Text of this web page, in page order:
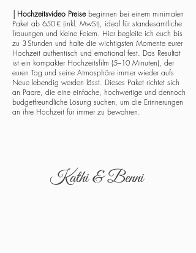
Hochzeitsvideo Preisebeginnen bei einem minimalen
Paket ab 650 € (inkl. MwSt), ideal für standesamtliche
Trauungen und kleine Feiern. Hier begleite ich euch bis
zu 3 Stunden und halte die wichtigsten Momente eurer
Hochzeit authentisch und emotional fest. Das Resultat
ist ein kompakter Hochzeitsfilm (5–10 Minuten), der
euren Tag und seine Atmosphäre immer wieder aufs
Neue lebendig werden lässt. Dieses Paket richtet sich
an Paare, die eine einfache, hochwertige und dennoch
budgetfreundliche Lösung suchen, um die Erinnerungen
an ihre Hochzeit für immer zu bewahren.
Kathi & Benni